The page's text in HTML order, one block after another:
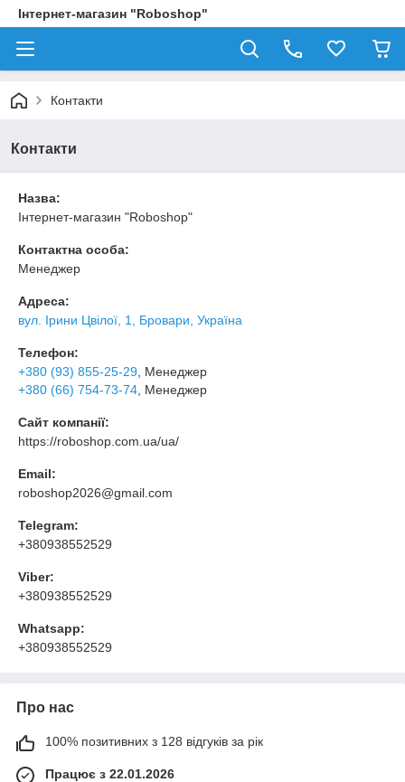
Інтернет-магазин "Roboshop"
Контакти
Контакти
Назва:
Інтернет-магазин "Roboshop"
Контактна особа:
Менеджер
Адреса:
вул. Ірини Цвілої, 1, Бровари, Україна
Телефон:
+380 (93) 855-25-29 , Менеджер
+380 (66) 754-73-74 , Менеджер
Сайт компанії:
https://roboshop.com.ua/ua/
Email:
roboshop2026@gmail.com
Telegram:
+380938552529
Viber:
+380938552529
Whatsapp:
+380938552529
Про нас
100% позитивних з 128 відгуків за рік
Працює з 22.01.2026